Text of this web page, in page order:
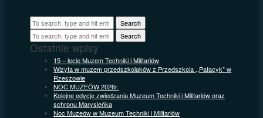
Search
Search
Ostatnie wpisy
15 – lecie Muzem Techniki i Militariów
Wizyta w muzem przedszkolaków z Przedszkola ,,Pałacyk” w
Rzeszowie
NOC MUZEÓW 2026r.
Kolejne edycje zwiedzania Muzeum Techniki i Militariów oraz
schronu Marysieńka
Noc Muzeów w Muzeum Techniki i Militariów